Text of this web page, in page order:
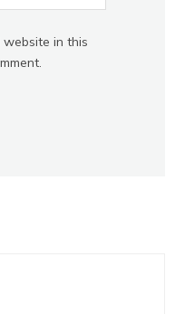
website in this